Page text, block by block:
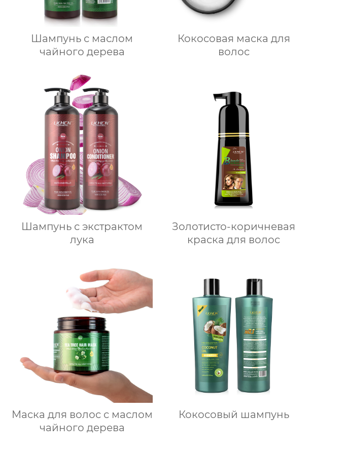
Шампунь с маслом
чайного дерева
Кокосовая маска для
волос
Шампунь с экстрактом
лука
Золотисто-коричневая
краска для волос
Маска для волос с маслом
чайного дерева
Кокосовый шампунь